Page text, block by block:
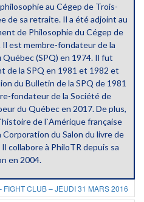
au Cégep de Trois-
de sa retraite. Il a été adjoint au
de Philosophie du Cégep de
est membre-fondateur de la
(SPQ) en 1974. Il fut
de la SPQ en 1981 et 1982 et
du Bulletin de la SPQ de 1981
fondateur de la Société de
du Québec en 2017. De plus,
de l`Amérique française
du Salon du livre de
collabore à PhiloTR depuis sa
en 2004.
FIGHT CLUB – JEUDI 31 MARS 2016